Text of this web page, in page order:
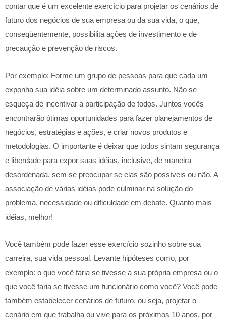
contar que é um excelente exercício para projetar os cenários de
futuro dos negócios de sua empresa ou da sua vida, o que,
conseqüentemente, possibilita ações de investimento e de
precaução e prevenção de riscos.
Por exemplo: Forme um grupo de pessoas para que cada um
exponha sua idéia sobre um determinado assunto. Não se
esqueça de incentivar a participação de todos. Juntos vocês
encontrarão ótimas oportunidades para fazer planejamentos de
negócios, estratégias e ações, e criar novos produtos e
metodologias. O importante é deixar que todos sintam segurança
e liberdade para expor suas idéias, inclusive, de maneira
desordenada, sem se preocupar se elas são possíveis ou não. A
associação de várias idéias pode culminar na solução do
problema, necessidade ou dificuldade em debate. Quanto mais
idéias, melhor!
Você também pode fazer esse exercício sozinho sobre sua
carreira, sua vida pessoal. Levante hipóteses como, por
exemplo: o que você faria se tivesse a sua própria empresa ou o
que você faria se tivesse um funcionário como você? Você pode
também estabelecer cenários de futuro, ou seja, projetar o
cenário em que trabalha ou vive para os próximos 10 anos, por